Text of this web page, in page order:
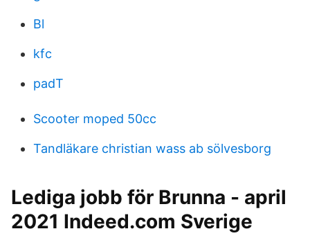
Bl
kfc
padT
Scooter moped 50cc
Tandläkare christian wass ab sölvesborg
Lediga jobb för Brunna - april
2021 Indeed.com Sverige